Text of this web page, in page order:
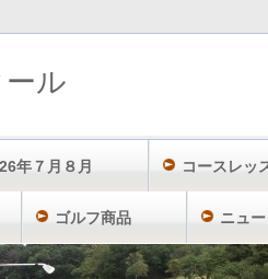
無料でゴルフをする方法
ル
年７月８月 コースレッ
ゴルフ商品 ニュ